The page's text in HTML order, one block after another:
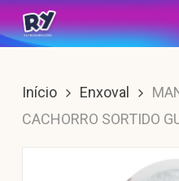
Skip
to
content
Início Enxoval
CACHORRO SORTIDO